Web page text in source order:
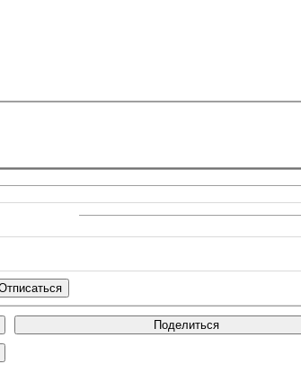
Поделиться